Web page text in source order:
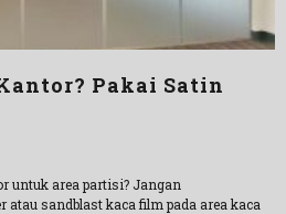
Pakai Satin
untuk area partisi? Jangan
sandblast kaca film pada area kaca